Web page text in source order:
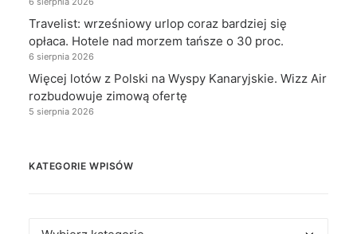
Travelist: wrześniowy urlop coraz bardziej się
opłaca. Hotele nad morzem tańsze o 30 proc.
6 sierpnia 2026
Więcej lotów z Polski na Wyspy Kanaryjskie. Wizz Air
rozbudowuje zimową ofertę
5 sierpnia 2026
KATEGORIE WPISÓW
Kategorie